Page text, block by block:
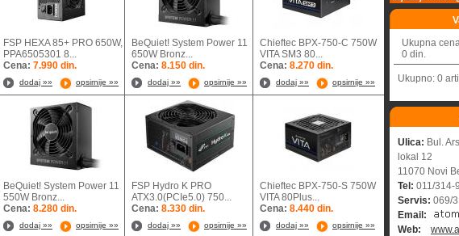
FSP HEXA 85+ PRO 650W,
PPA6505301 8...
Cena: 7.990 din.
dodaj »» opsirnije »»
BeQuiet! System Power 11
650W Bronz...
Cena: 8.150 din.
dodaj »» opsirnije »»
Chieftec BPX-750-C 750W
VITA SM3 80...
Cena: 8.270 din.
dodaj »» opsirnije »»
BeQuiet! System Power 11
550W Bronz...
Cena: 8.280 din.
dodaj »» opsirnije »»
FSP Hydro K PRO
ATX3.0(PCIe5.0) 750...
Cena: 8.330 din.
dodaj »» opsirnije »»
Chieftec BPX-750-S 750W
VITA 80Plus...
Cena: 8.440 din.
dodaj »» opsirnije »»
Ukupna
0 din.
Ukupno: 0
Ulica: Bul.
lokal 12
11070 Novi
Tel: 011/314-
Servis: 069/
Email:
Web: